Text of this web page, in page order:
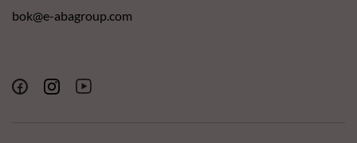
bok@e-abagroup.com